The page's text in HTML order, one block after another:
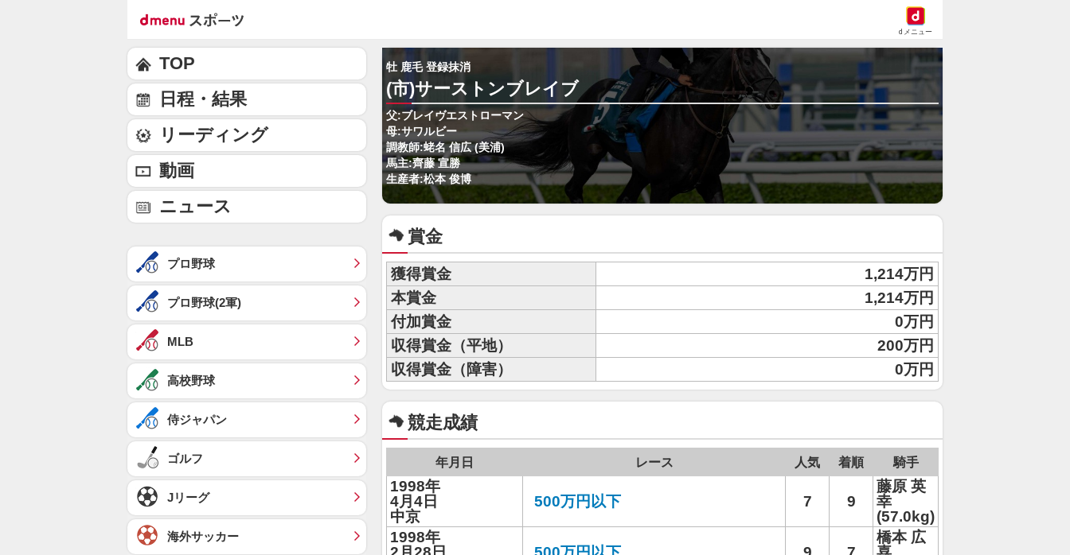
dメニュー
牡 鹿毛 登録抹消
(市)サーストンブレイブ
父:ブレイヴエストローマン
母:サワルビー
調教師:蛯名 信広 (美浦)
馬主:齊藤 宣勝
生産者:松本 俊博
賞金
獲得賞金
1,214万円
本賞金
1,214万円
付加賞金
0万円
収得賞金（平地）
200万円
収得賞金（障害）
0万円
競走成績
年月日 レース 人気 着順 騎手
1998年
4月4日
中京
500万円以下 7 9
藤原 英
幸
(57.0kg)
1998年
橋本 広
TOP
日程・結果
リーディング
動画
ニュース
プロ野球
プロ野球(2軍)
MLB
高校野球
侍ジャパン
ゴルフ
Jリーグ
海外サッカー